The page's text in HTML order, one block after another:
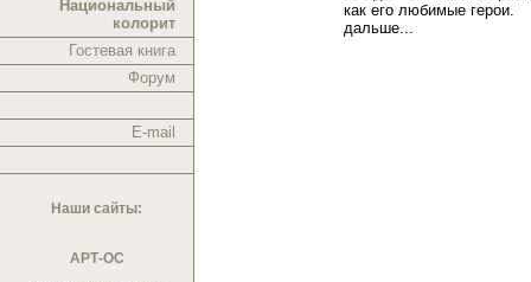
Национальный
колорит
Гостевая книга
Форум
E-mail
Наши сайты:
АРТ-ОС
как его любимые герои.
дальше...